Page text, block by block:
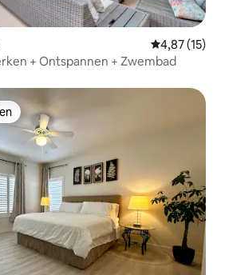
Gemiddelde
4,87 (15)
+ Ontspannen + Zwembad